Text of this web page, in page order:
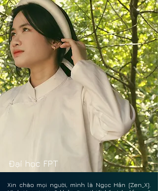
Đại học FPT
Xin chào mọi người, mình là Ngọc Hân (Zen_X).